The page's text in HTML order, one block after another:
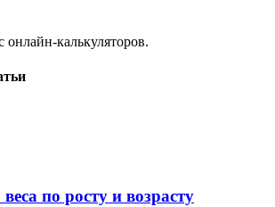
онлайн-калькуляторов.
по росту и возрасту